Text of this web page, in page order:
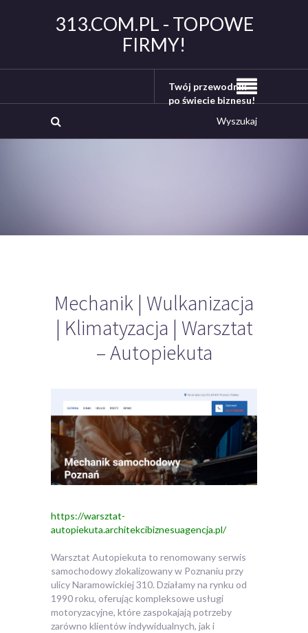
313.COM.PL - TOPOWE
FIRMY!
Twój przewodnik
po świecie biznesu!
Mechanik | Wulkanizacja
| Klimatyzacja | Warsztat
– Autopiekuta
https://warsztat-
autopiekuta.architekcibiznesuagencja.pl/
Warsztat Autopiekuta to renomowany serwis
samochodowy zlokalizowany w Poznaniu przy
ulicy Naramowickiej 310. Działamy na rynku od
1990 roku, oferując kompleksowe usługi
motoryzacyjne, które zaspokajają potrzeby
zarówno klientów indywidualnych, jak i